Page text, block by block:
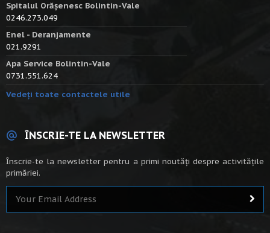
Spitalul Orășenesc Bolintin-Vale
0246.273.049
Enel - Deranjamente
021.9291
Apa Service Bolintin-Vale
0731.551.624
Vedeți toate contactele utile
ÎNSCRIE-TE LA NEWSLETTER
Înscrie-te la newsletter pentru a primi noutăți despre activitățile
primăriei.